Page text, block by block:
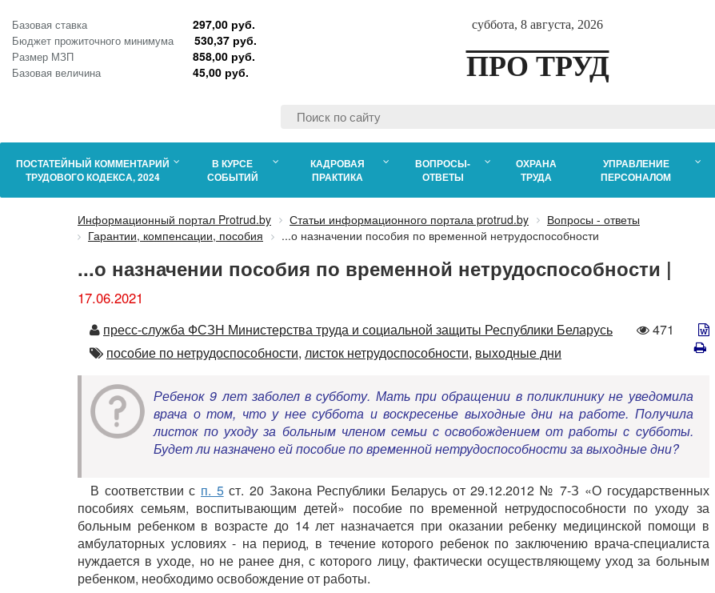
Базовая ставка 297,00 руб.
Бюджет прожиточного минимума 530,37 руб.
Размер МЗП 858,00 руб.
Базовая величина 45,00 руб.
суббота, 8 августа, 2026
ПРО ТРУД
ПОСТАТЕЙНЫЙ КОММЕНТАРИЙ
ТРУДОВОГО КОДЕКСА, 2024
В КУРСЕ
СОБЫТИЙ
КАДРОВАЯ
ПРАКТИКА
ВОПРОСЫ-
ОТВЕТЫ
ОХРАНА
ТРУДА
УПРАВЛЕНИЕ
ПЕРСОНАЛОМ
Информационный портал Protrud.by Статьи информационного портала protrud.by
Вопросы - ответы
Гарантии, компенсации, пособия
...о назначении пособия по временной нетрудоспособности
...о назначении пособия по временной нетрудоспособности |
17.06.2021
Автор
пресс-служба ФСЗН Министерства труда и социальной защиты Республики Беларусь
Количество
просмотров
471
Автор
пособие по нетрудоспособности, листок нетрудоспособности, выходные дни
Ребенок 9 лет заболел в субботу. Мать при обращении в поликлинику не уведомила
врача о том, что у нее суббота и воскресенье выходные дни на работе. Получила
листок по уходу за больным членом семьи с освобождением от работы с субботы.
Будет ли назначено ей пособие по временной нетрудоспособности за выходные дни?
В соответствии с п. 5ст. 20 Закона Республики Беларусь от 29.12.2012 № 7-З «О государственных
пособиях семьям, воспитывающим детей» пособие по временной нетрудоспособности по уходу за
больным ребенком в возрасте до 14 лет назначается при оказании ребенку медицинской помощи в
амбулаторных условиях - на период, в течение которого ребенок по заключению врача-специалиста
нуждается в уходе, но не ранее дня, с которого лицу, фактически осуществляющему уход за больным
ребенком, необходимо освобождение от работы.